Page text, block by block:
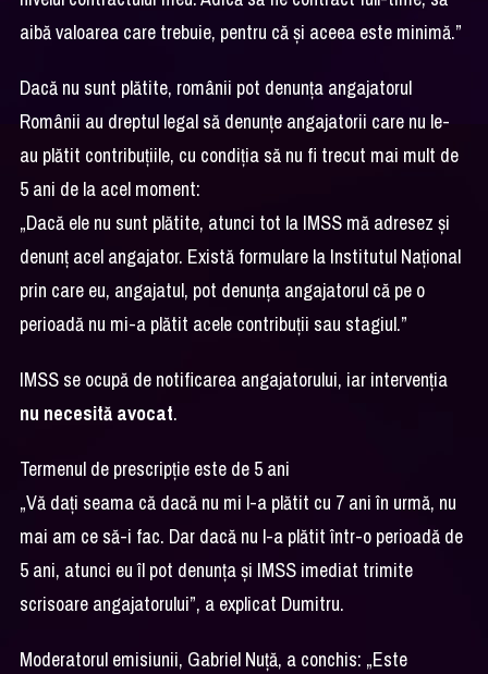
aibă valoarea care trebuie, pentru că și aceea este minimă.”
Dacă nu sunt plătite, românii pot denunța angajatorul
Românii au dreptul legal să denunțe angajatorii care nu le-
au plătit contribuțiile, cu condiția să nu fi trecut mai mult de
5 ani de la acel moment:
„Dacă ele nu sunt plătite, atunci tot la IMSS mă adresez și
denunț acel angajator. Există formulare la Institutul Național
prin care eu, angajatul, pot denunța angajatorul că pe o
perioadă nu mi-a plătit acele contribuții sau stagiul.”
IMSS se ocupă de notificarea angajatorului, iar intervenția
nu necesită avocat.
Termenul de prescripție este de 5 ani
„Vă dați seama că dacă nu mi l-a plătit cu 7 ani în urmă, nu
mai am ce să-i fac. Dar dacă nu l-a plătit într-o perioadă de
5 ani, atunci eu îl pot denunța și IMSS imediat trimite
scrisoare angajatorului”, a explicat Dumitru.
Moderatorul emisiunii, Gabriel Nuță, a conchis: „Este